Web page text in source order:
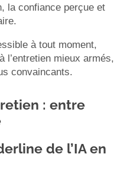
la confiance perçue et
à tout moment,
l’entretien mieux armés,
convaincants.
: entre
de l’IA en